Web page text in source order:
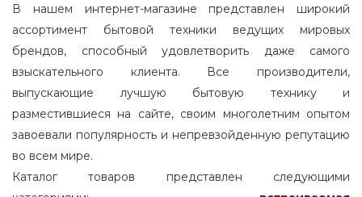
В нашем интернет-магазине представлен широкий
ассортимент бытовой техники ведущих мировых
брендов, способный удовлетворить даже самого
взыскательного клиента. Все производители,
выпускающие лучшую бытовую технику и
разместившиеся на сайте, своим многолетним опытом
завоевали популярность и непревзойденную репутацию
во всем мире.
Каталог товаров представлен следующими